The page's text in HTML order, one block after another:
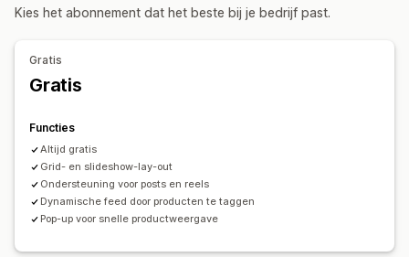
Kies het abonnement dat het beste bij je bedrijf past.
Gratis
Gratis
Functies
Altijd gratis
Grid- en slideshow-lay-out
Ondersteuning voor posts en reels
Dynamische feed door producten te taggen
Pop-up voor snelle productweergave